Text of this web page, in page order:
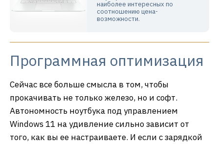
наиболее интересных по
соотношению цена-
возможности.
Программная оптимизация
Сейчас все больше смысла в том, чтобы
прокачивать не только железо, но и софт.
Автономность ноутбука под управлением
Windows 11 на удивление сильно зависит от
того, как вы ее настраиваете. И если с зарядкой